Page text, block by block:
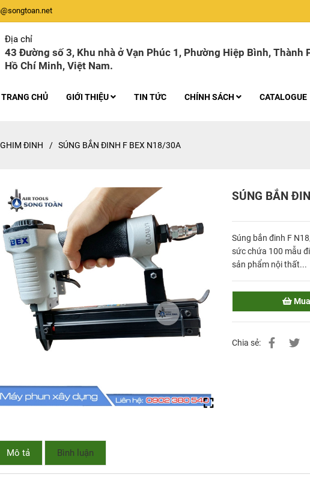
Địa chỉ
43 Đường số 3, Khu nhà ở Vạn Phúc 1, Phường Hiệp Bình, Thành
Hồ Chí Minh, Việt Nam.
TRANG CHỦ GIỚI THIỆU TIN TỨC CHÍNH SÁCH CATALOGUE
ĐINH / SÚNG BẮN ĐINH F BEX N18/30A
SÚNG BẮN
Súng bắn đinh F
sức chứa 100 mẫu
sản phẩm nội thất...
Chia sẻ:
Mô tả Bình luận